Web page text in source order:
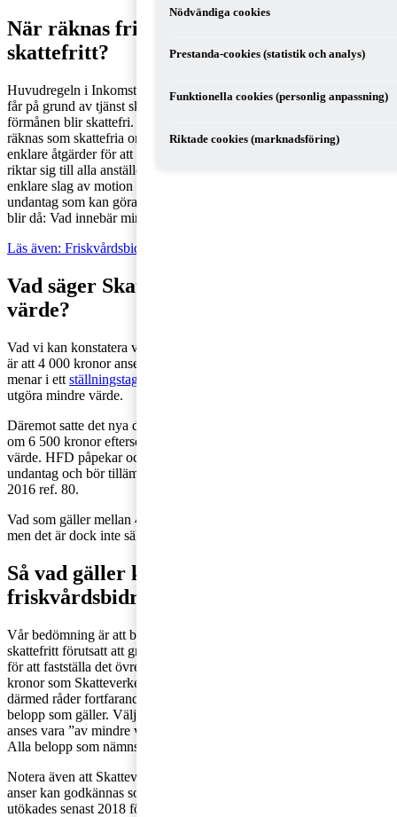
När räknas friskvårdsbidrag som
skattefritt?
Huvudregeln i Inkomstskattelagen anger att förmåner som en person
får på grund av tjänst ska beskattas. Det finns vissa undantag då
förmånen blir skattefri. Till exempel ska personalvårdsförmåner
räknas som skattefria om
förmånen är av mindre värde och består av
enklare åtgärder för att skapa trivsel i arbetet
riktar sig till alla anställda. Det gäller bland annat möjlighet till
enklare slag av motion och annan friskvård. Det finns alltså
undantag som kan göra ett friskvårdsbidrag skattefritt men frågan
blir då: Vad innebär mindre värde?
Läs även: Friskvårdsbidrag - detta gäller och så får du det att funka
Vad säger Skatteverket utgör mindre
värde?
Vad vi kan konstatera via tidigare dom från HFD (HFD 2018 ref. 2)
är att 4 000 kronor anses utgöra mindre värde och Skatteverket
menar i ett ställningstagande
utgöra mindre värde.
Däremot satte det nya domslutet från HFD mål nr 6561-18 ett tak
om 6 500 kronor eftersom detta belopp inte anses utgöra mindre
värde. HFD påpekar också att bestämmelserna om skattefrihet utgör
undantag och bör tillämpas restriktivt, se HFD 2015 ref. 1 och HFD
2016 ref. 80.
Vad som gäller mellan 4 000 kronor upp till 6 499 kronor är osäkert,
men det är dock inte säkert att en domstol skulle hålla med.
Så vad gäller kring beskattning av
friskvårdsbidrag?
Vår bedömning är att bidrag upp till 4 000 kronor kan utges
skattefritt förutsatt att grundkraven är uppfyllda men domslut behövs
för att fastställa det övre taket för skattefrihet. Belopp om 5 000
kronor som Skatteverket menar kan godtas, har inte prövats och
därmed råder fortfarande en viss osäkerhet kring vilket högsta
belopp som gäller. Väljer arbetsgivaren att utge belopp över vad som
anses vara ”av mindre värde”, ska överstigande belopp beskattas.
Alla belopp som nämns ovan är inklusive moms.
Notera även att Skatteverket har specificerat vilka aktiviteter de
anser kan godkännas som skattefria friskvårdsaktiviteter. Listan
utökades senast 2018 för att även inkludera golf och ridning.
Nödvändiga cookies
Prestanda-cookies (statistik och analys)
Funktionella cookies (personlig anpassning)
Riktade cookies (marknadsföring)